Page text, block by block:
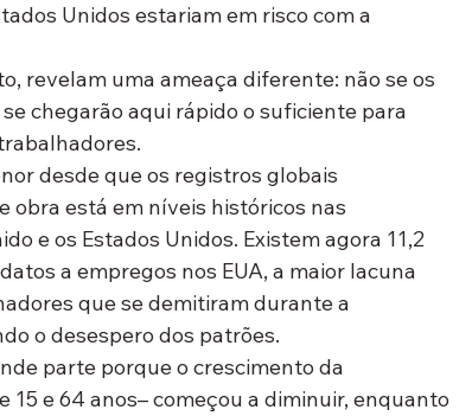
Unidos estariam em risco com a
revelam uma ameaça diferente: não se os
chegarão aqui rápido o suficiente para
desde que os registros globais
obra está em níveis históricos nas
e os Estados Unidos. Existem agora 11,2
a empregos nos EUA, a maior lacuna
que se demitiram durante a
o desespero dos patrões.
parte porque o crescimento da
e 64 anos– começou a diminuir, enquanto